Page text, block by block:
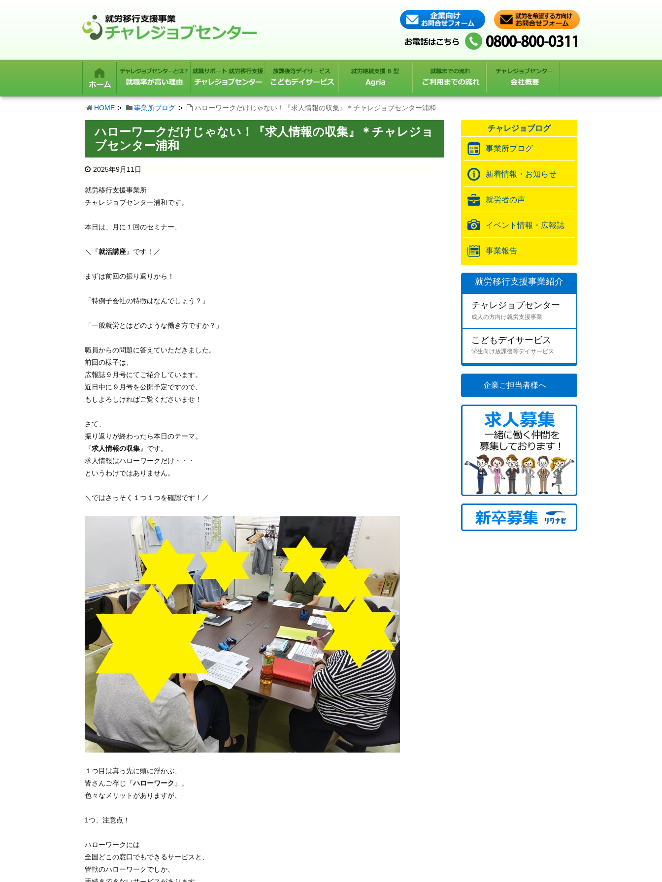
HOME 事業所ブログ ハローワークだけじゃない！『求人情報の収集』＊チャレジョブセンター浦和
ハローワークだけじゃない！『求人情報の収集』＊チャレジョ
ブセンター浦和
2025年9月11日
就労移行支援事業所
チャレジョブセンター浦和です。
本日は、月に１回のセミナー、
＼『就活講座』です！／
まずは前回の振り返りから！
「特例子会社の特徴はなんでしょう？」
「一般就労とはどのような働き方ですか？」
職員からの問題に答えていただきました。
前回の様子は、
広報誌９月号にてご紹介しています。
近日中に９月号を公開予定ですので、
もしよろしければご覧くださいませ！
さて、
振り返りが終わったら本日のテーマ。
『求人情報の収集』です。
求人情報はハローワークだけ・・・
というわけではありません。
＼ではさっそく１つ１つを確認です！／
１つ目は真っ先に頭に浮かぶ、
皆さんご存じ『ハローワーク 』。
色々なメリットがありますが、
1つ、注意点！
ハローワークには
全国どこの窓口でもできるサービスと、
管轄のハローワークでしか、
チャレジョブログ
事業所ブログ
新着情報・お知らせ
就労者の声
イベント情報・広報誌
事業報告
就労移行支援事業紹介
チャレジョブセンター
成人の方向け就労支援事業
こどもデイサービス
学生向け放課後等デイサービス
企業ご担当者様へ